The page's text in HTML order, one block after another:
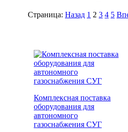
Страница: Назад 1 2 3 4 5
Комплексная поставка
оборудования для
автономного
газоснабжения СУГ